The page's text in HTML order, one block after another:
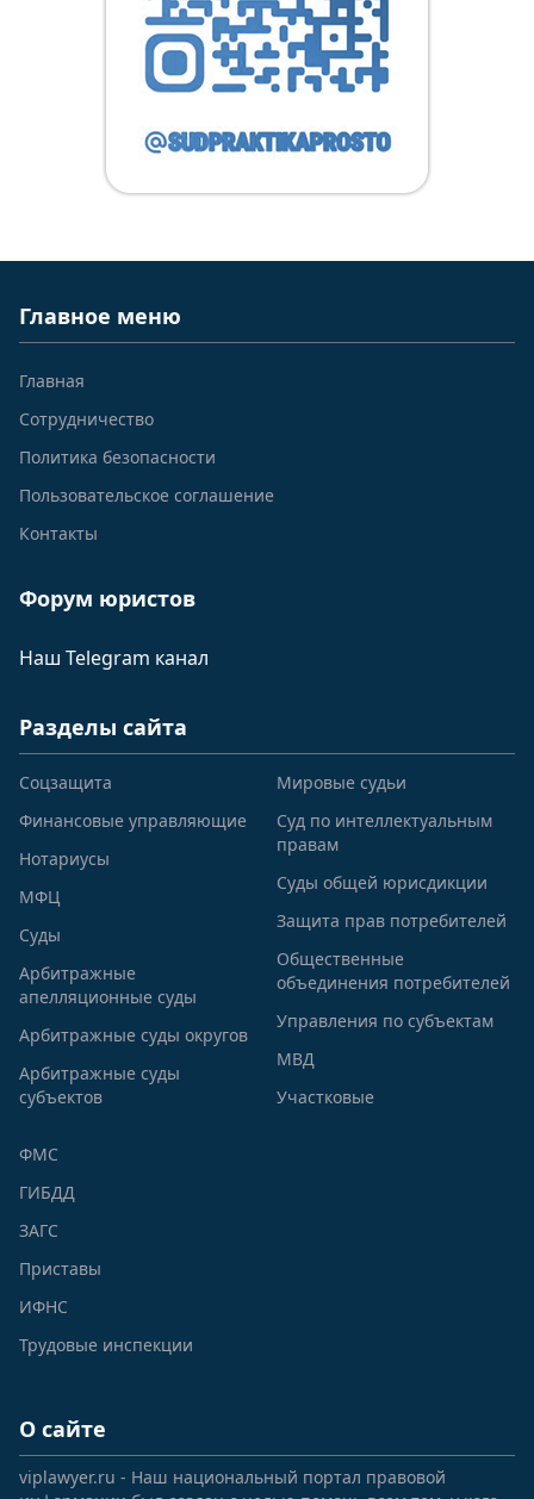
Главное меню
Главная
Сотрудничество
Политика безопасности
Пользовательское соглашение
Контакты
Форум юристов
Наш Telegram канал
Разделы сайта
Соцзащита
Финансовые управляющие
Нотариусы
МФЦ
Суды
Арбитражные
апелляционные суды
Арбитражные суды округов
Арбитражные суды
субъектов
Мировые судьи
Суд по интеллектуальным
правам
Суды общей юрисдикции
Защита прав потребителей
Общественные
объединения потребителей
Управления по субъектам
МВД
Участковые
ФМС
ГИБДД
ЗАГС
Приставы
ИФНС
Трудовые инспекции
О сайте
viplawyer.ru - Наш национальный портал правовой